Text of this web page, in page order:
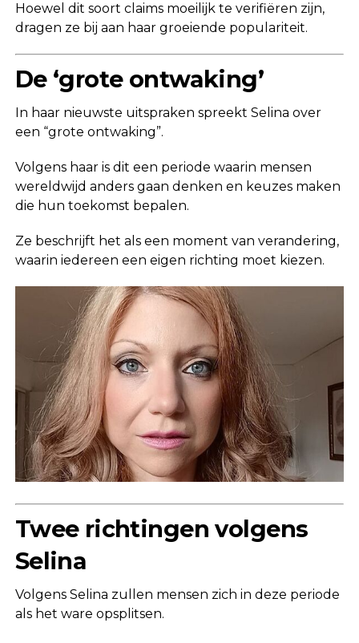
Hoewel dit soort claims moeilijk te verifiëren zijn,
dragen ze bij aan haar groeiende populariteit.
De ‘grote ontwaking’
In haar nieuwste uitspraken spreekt Selina over
een “grote ontwaking”.
Volgens haar is dit een periode waarin mensen
wereldwijd anders gaan denken en keuzes maken
die hun toekomst bepalen.
Ze beschrijft het als een moment van verandering,
waarin iedereen een eigen richting moet kiezen.
Twee richtingen volgens
Selina
Volgens Selina zullen mensen zich in deze periode
als het ware opsplitsen.